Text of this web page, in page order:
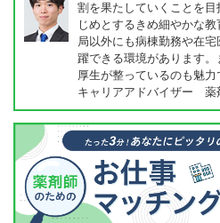
割を果たしていくことを
じめとするきめ細やかな
局以外にも病棟勤務や在
躍できる環境があります
厚生が整っているのも魅力
キャリアアドバイザー 薬